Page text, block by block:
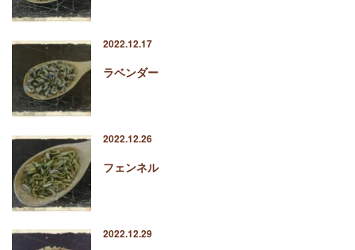
2022.12.17
ラベンダー
2022.12.26
フェンネル
2022.12.29